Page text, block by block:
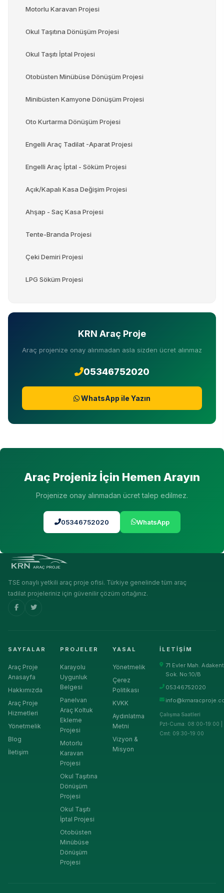
Motorlu Karavan Projesi
Okul Taşıtına Dönüşüm Projesi
Okul Taşıtı İptal Projesi
Otobüsten Minübüse Dönüşüm Projesi
Minibüsten Kamyone Dönüşüm Projesi
Oto Kurtarma Dönüşüm Projesi
Engelli Araç Tadilat -Aparat Projesi
Engelli Araç İptal - Söküm Projesi
Açık/Kapalı Kasa Değişim Projesi
Ahşap - Saç Kasa Projesi
Tente-Branda Projesi
Çeki Demiri Projesi
LPG Söküm Projesi
KRN Araç Proje
Araç projenize onay alınmadan asla sizden ücret alınmaz
05346752020
WhatsApp ile Yazın
Araç Projeniz İçin Hemen Arayın
Projenize onay alınmadan ücret talep edilmez.
05346752020 WhatsApp
TSE onaylı yetkili araç proje ofisi. Türkiye genelinde tüm araç
tadilat projeleriniz için güvenilir çözüm ortağınız.
SAYFALAR
Araç Proje
Anasayfa
Hakkımızda
Araç Proje
Hizmetleri
Yönetmelik
Blog
İletişim
PROJELER
Karayolu
Uygunluk
Belgesi
Panelvan
Araç Koltuk
Ekleme
Projesi
Motorlu
Karavan
Projesi
Okul Taşıtına
Dönüşüm
Projesi
Okul Taşıtı
İptal Projesi
Otobüsten
Minübüse
Dönüşüm
Projesi
YASAL
Yönetmelik
Çerez
Politikası
KVKK
Aydınlatma
Metni
Vizyon &
Misyon
İLETIŞIM
71 Evler Mah. Adakent
Sok. No:10/B
05346752020
Çalışma Saatleri
Pzt-Cuma: 08:00-19:00 |
Cmt: 09:30-19:00